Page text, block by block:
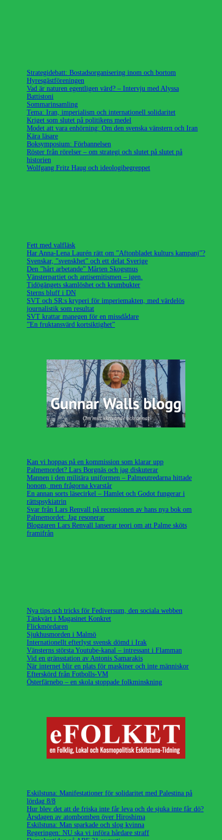
Strategidebatt: Bostadsorganisering inom och bortom
Hyresgästföreningen
Vad är naturen egentligen värd? – Intervju med Alyssa
Battistoni
Sommarinsamling
Tema: Iran, imperialism och internationell solidaritet
Kriget som slutet på politikens medel
Modet att vara enhörning: Om den svenska vänstern och Iran
Kära läsare
Boksymposium: Förbannelsen
Röster från rörelser – om strategi och slutet på slutet på
historien
Wolfgang Fritz Haug och ideologibegreppet
Fett med valfläsk
Har Anna-Lena Laurén rätt om ”Aftonbladet kulturs kampanj”?
Svenskar, ”svenskhet” och ett delat Sverige
Den ”hårt arbetande” Mårten Skogsmus
Vänsterpartiet och antisemitismen – igen.
Tidögängets skamlöshet och krumbukter
Sterns bluff i DN
SVT och SR:s kryperi för imperiemakten, med värdelös
journalistik som resultat
SVT krattar manegen för en missdådare
”En fruktansvärd kortsiktighet”
Kan vi hoppas på en kommission som klarar upp
Palmemordet? Lars Borgnäs och jag diskuterar
Mannen i den militära uniformen – Palmeutredarna hittade
honom, men frågorna kvarstår
En annan sorts läsecirkel – Hamlet och Godot fungerar i
rättspsykiatrin
Svar från Lars Renvall på recensionen av hans nya bok om
Palmemordet: Jag resonerar
Bloggaren Lars Renvall lanserar teori om att Palme sköts
framifrån
Nya tips och tricks för Fediversum, den sociala webben
Tänkvärt i Magasinet Konkret
Flickmördaren
Sjukhusmorden i Malmö
Internationellt efterlyst svensk dömd i Irak
Vänsterns största Youtube-kanal – intressant i Flamman
Vid en gränsstation av Antonis Samarakis
När internet blir en plats för maskiner och inte människor
Efterskörd från Fotbolls-VM
Österfärnebo – en skola stoppade folkminskning
Eskilstuna: Manifestationer för solidaritet med Palestina på
lördag 8/8
Hur blev det att de friska inte får leva och de sjuka inte får dö?
Årsdagen av atombomben över Hiroshima
Eskilstuna: Man sparkade och slog kvinna
Regeringen: NU ska vi införa hårdare straff